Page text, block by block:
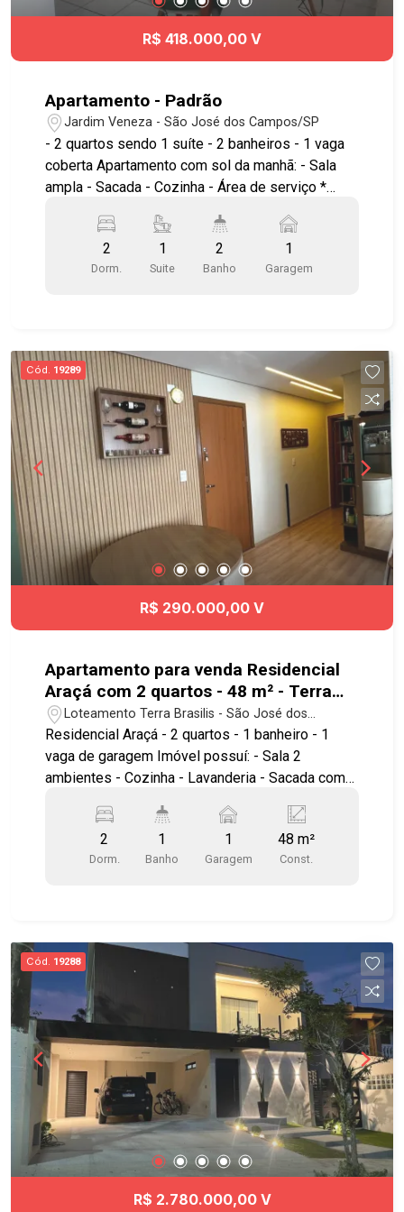
condições para comprar seu primeiro imóvel ou
investir no Liv.One. ? Chame a Geração Imóveis e
encontre a unidade ideal para você!
R$ 418.000,00 V
Apartamento - Padrão
Jardim Veneza - São José dos Campos/SP
- 2 quartos sendo 1 suíte - 2 banheiros - 1 vaga
coberta Apartamento com sol da manhã: - Sala
ampla - Sacada - Cozinha - Área de serviço *
Sem elevador *** Aceita financiamento. Não tem
área de lazer. Próximo ao Hospital Clínica Sul e
praça Natal, Supermercados, farmácias, padarias,
2
Dorm.
1
Suite
2
Banho
1
Garagem
Cód. 19289
R$ 290.000,00 V
Apartamento para venda Residencial
Araçá com 2 quartos - 48 m² - Terra
Brasilis - SJC
Loteamento Terra Brasilis - São José dos
Campos/SP
Residencial Araçá - 2 quartos - 1 banheiro - 1
vaga de garagem Imóvel possuí: - Sala 2
ambientes - Cozinha - Lavanderia - Sacada com
Localização privilegiada, no Terra Brasilis!
Próximo à saída para Dutra, anel viário, Shopping
Centervale, Drogarias, Supermercados e padarias
2
Dorm.
1
Banho
1
Garagem
48 m²
Const.
Cód. 19288
R$ 2.780.000,00 V